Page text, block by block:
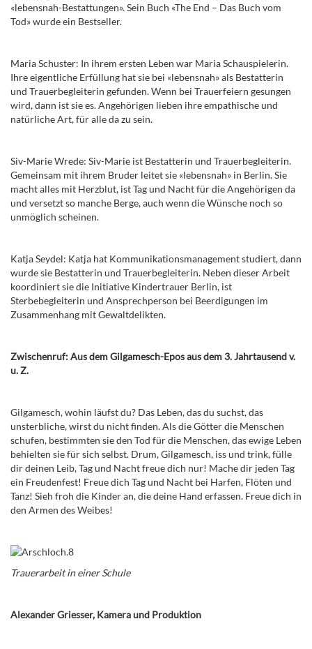
«lebensnah-Bestattungen». Sein Buch «The End – Das Buch vom
Tod» wurde ein Bestseller.
Maria Schuster: In ihrem ersten Leben war Maria Schauspielerin.
Ihre eigentliche Erfüllung hat sie bei «lebensnah» als Bestatterin
und Trauerbegleiterin gefunden. Wenn bei Trauerfeiern gesungen
wird, dann ist sie es. Angehörigen lieben ihre empathische und
natürliche Art, für alle da zu sein.
Siv-Marie Wrede: Siv-Marie ist Bestatterin und Trauerbegleiterin.
Gemeinsam mit ihrem Bruder leitet sie «lebensnah» in Berlin. Sie
macht alles mit Herzblut, ist Tag und Nacht für die Angehörigen da
und versetzt so manche Berge, auch wenn die Wünsche noch so
unmöglich scheinen.
Katja Seydel: Katja hat Kommunikationsmanagement studiert, dann
wurde sie Bestatterin und Trauerbegleiterin. Neben dieser Arbeit
koordiniert sie die Initiative Kindertrauer Berlin, ist
Sterbebegleiterin und Ansprechperson bei Beerdigungen im
Zusammenhang mit Gewaltdelikten.
Zwischenruf: Aus dem Gilgamesch-Epos aus dem 3. Jahrtausend v.
u. Z.
Gilgamesch, wohin läufst du? Das Leben, das du suchst, das
unsterbliche, wirst du nicht finden. Als die Götter die Menschen
schufen, bestimmten sie den Tod für die Menschen, das ewige Leben
behielten sie für sich selbst. Drum, Gilgamesch, iss und trink, fülle
dir deinen Leib, Tag und Nacht freue dich nur! Mache dir jeden Tag
ein Freudenfest! Freue dich Tag und Nacht bei Harfen, Flöten und
Tanz! Sieh froh die Kinder an, die deine Hand erfassen. Freue dich in
den Armen des Weibes!
Trauerarbeit in einer Schule
Alexander Griesser, Kamera und Produktion